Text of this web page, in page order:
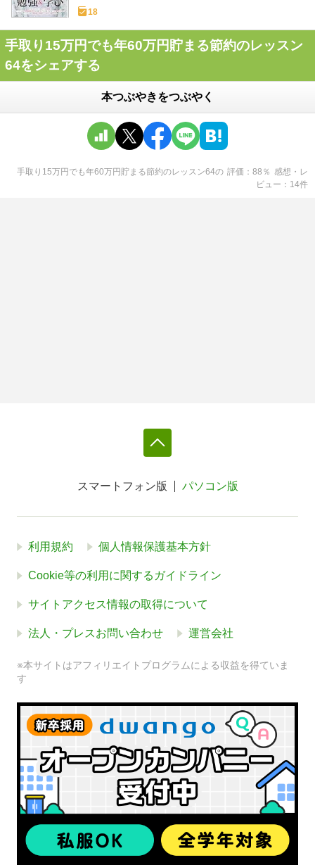
18
手取り15万円でも年60万円貯まる節約のレッスン
64をシェアする
本つぶやきをつぶやく
手取り15万円でも年60万円貯まる節約のレッスン64の 評価 88 ％ 感想・レ
ビュー
14件
スマートフォン版 パソコン版
利用規約 個人情報保護基本方針
Cookie等の利用に関するガイドライン
サイトアクセス情報の取得について
法人・プレスお問い合わせ 運営会社
※本サイトはアフィリエイトプログラムによる収益を得ていま
す